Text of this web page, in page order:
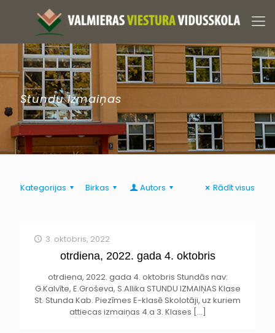
Stundu izmaiņas
Kategorijas Birkas Autors Rādīt visus
3. oktobris, 2022
otrdiena, 2022. gada 4. oktobris
otrdiena, 2022. gada 4. oktobris Stundās nav:
G.Kalvīte, E.Groševa, S.Allika STUNDU IZMAIŅAS Klase
St. Stunda Kab. Piezīmes E-klasē Skolotāji, uz kuriem
attiecas izmaiņas 4.a 3. Klases […]